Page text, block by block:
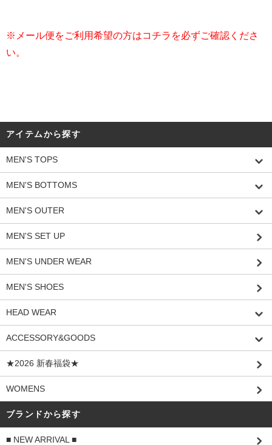
※メール便をご利用希望の方はコチラを必ずご確認くださ
い。
アイテムから探す
MEN'S TOPS
MEN'S BOTTOMS
MEN'S OUTER
MEN'S SET UP
MEN'S UNDER WEAR
MEN'S SHOES
HEAD WEAR
ACCESSORY&GOODS
★2026 新春福袋★
WOMENS
ブランドから探す
■ NEW ARRIVAL ■